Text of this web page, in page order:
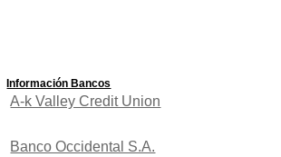
Información Bancos
A-k Valley Credit Union
Banco Occidental S.A.